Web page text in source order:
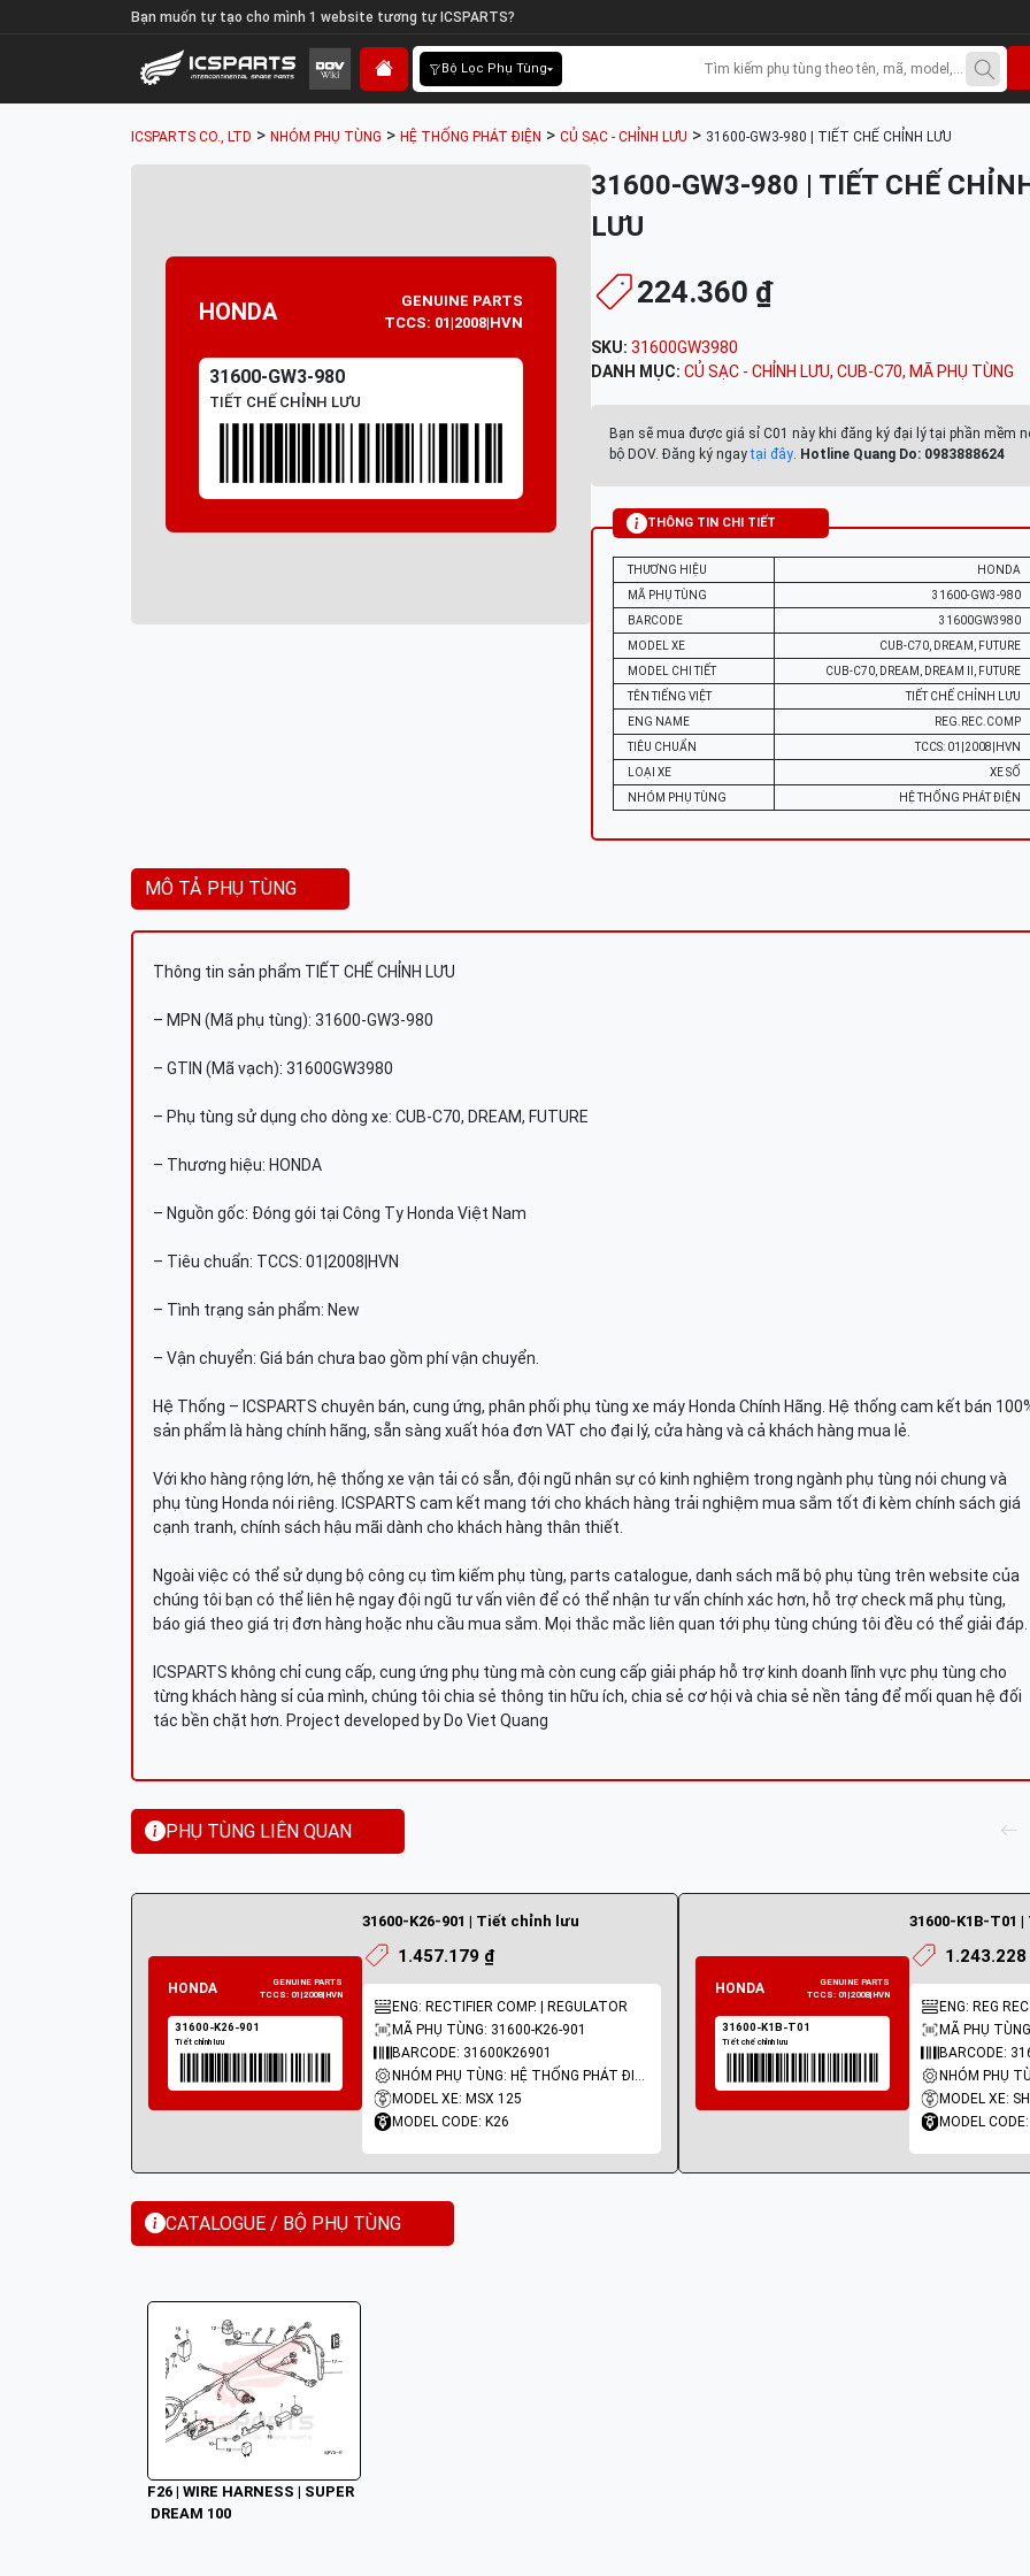
Bạn muốn tự tạo cho mình 1 website tương tự ICSPARTS?
Bộ Lọc Phụ Tùng
ICSPARTS CO., LTD > NHÓM PHỤ TÙNG > HỆ THỐNG PHÁT ĐIỆN > CỦ SẠC - CHỈNH LƯU > 31600-GW3-980 | TIẾT CHẾ CHỈNH LƯU
HONDA
GENUINE PARTS
TCCS: 01|2008|HVN
31600-GW3-980
TIẾT CHẾ CHỈNH LƯU
31600-GW3-980 | TIẾT CHẾ
LƯU
224.360 ₫
SKU: 31600GW3980
DANH MỤC: CỦ SẠC - CHỈNH LƯU, CUB-C70, MÃ PHỤ TÙNG
Bạn sẽ mua được giá sỉ C01 này khi đăng ký đại lý tại phần mềm
bộ DOV. Đăng ký ngaytại đây. Hotline Quang Do: 0983888624
THÔNG TIN CHI TIẾT
THƯƠNG HIỆU
HONDA
MÃ PHỤ TÙNG
31600-GW3-980
BARCODE
31600GW3980
MODEL XE
CUB-C70, DREAM, FUTURE
MODEL CHI TIẾT
CUB-C70, DREAM, DREAM II, FUTURE
TÊN TIẾNG VIỆT
TIẾT CHẾ CHỈNH LƯU
ENG NAME
REG.REC.COMP
TIÊU CHUẨN
TCCS: 01|2008|HVN
LOẠI XE
XE SỐ
NHÓM PHỤ TÙNG
HỆ THỐNG PHÁT ĐIỆN
MÔ TẢ PHỤ TÙNG
Thông tin sản phẩm TIẾT CHẾ CHỈNH LƯU
– MPN (Mã phụ tùng): 31600-GW3-980
– GTIN (Mã vạch): 31600GW3980
– Phụ tùng sử dụng cho dòng xe: CUB-C70, DREAM, FUTURE
– Thương hiệu: HONDA
– Nguồn gốc: Đóng gói tại Công Ty Honda Việt Nam
– Tiêu chuẩn: TCCS: 01|2008|HVN
– Tình trạng sản phẩm: New
– Vận chuyển: Giá bán chưa bao gồm phí vận chuyển.
Hệ Thống – ICSPARTS chuyên bán, cung ứng, phân phối phụ tùng xe máy Honda Chính Hãng. Hệ thống cam kết bán
sản phẩm là hàng chính hãng, sẵn sàng xuất hóa đơn VAT cho đại lý, cửa hàng và cả khách hàng mua lẻ.
Với kho hàng rộng lớn, hệ thống xe vận tải có sẵn, đội ngũ nhân sự có kinh nghiệm trong ngành phụ tùng nói chung và
phụ tùng Honda nói riêng. ICSPARTS cam kết mang tới cho khách hàng trải nghiệm mua sắm tốt đi kèm chính sách giá
cạnh tranh, chính sách hậu mãi dành cho khách hàng thân thiết.
Ngoài việc có thể sử dụng bộ công cụ tìm kiếm phụ tùng, parts catalogue, danh sách mã bộ phụ tùng trên website của
chúng tôi bạn có thể liên hệ ngay đội ngũ tư vấn viên để có thể nhận tư vấn chính xác hơn, hỗ trợ check mã phụ tùng,
báo giá theo giá trị đơn hàng hoặc nhu cầu mua sắm. Mọi thắc mắc liên quan tới phụ tùng chúng tôi đều có thể giải đáp.
ICSPARTS không chỉ cung cấp, cung ứng phụ tùng mà còn cung cấp giải pháp hỗ trợ kinh doanh lĩnh vực phụ tùng cho
từng khách hàng sỉ của mình, chúng tôi chia sẻ thông tin hữu ích, chia sẻ cơ hội và chia sẻ nền tảng để mối quan hệ đối
tác bền chặt hơn. Project developed by Do Viet Quang
PHỤ TÙNG LIÊN QUAN
31600-K26-901 | Tiết chỉnh lưu
1.457.179 ₫
ENG: RECTIFIER COMP. | REGULATOR
MÃ PHỤ TÙNG: 31600-K26-901
BARCODE: 31600K26901
NHÓM PHỤ TÙNG: HỆ THỐNG PHÁT ĐIỆN
MODEL XE: MSX 125
MODEL CODE: K26
31600-K1B-T01
1.243.228
ENG: REG
MÃ PHỤ
BARCODE:
MODEL XE: SH
MODEL
CATALOGUE / BỘ PHỤ TÙNG
F26 | WIRE HARNESS | SUPER
DREAM 100